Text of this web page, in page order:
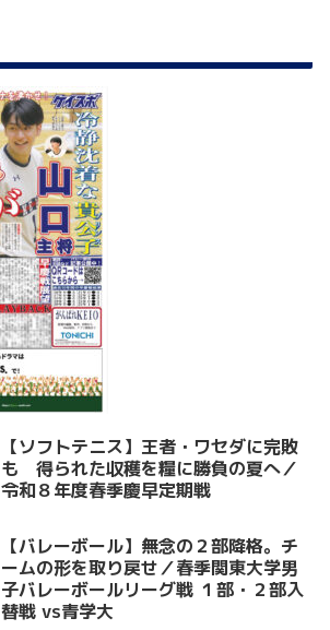
【ソフトテニス】王者・ワセダに完敗
も 得られた収穫を糧に勝負の夏へ／
令和８年度春季慶早定期戦
【バレーボール】無念の２部降格。チ
ームの形を取り戻せ／春季関東大学男
子バレーボールリーグ戦 １部・２部入
替戦 vs青学大